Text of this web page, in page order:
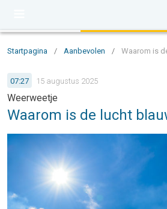
Startpagina / Aanbevolen / Waarom is
07:27 15 augustus 2025
Weerweetje
Waarom is de lucht